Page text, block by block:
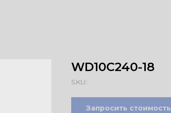
WD10C240-18
SKU:
Запросить стоимость